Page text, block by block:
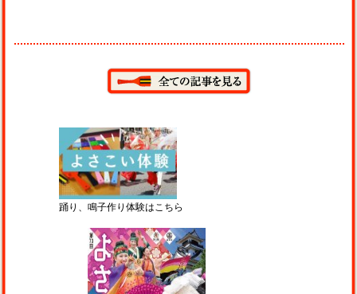
踊り、鳴子作り体験はこちら